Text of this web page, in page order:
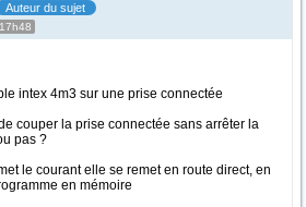
Auteur du sujet
intex 4m3 sur une prise connectée
couper la prise connectée sans arrêter la
pas ?
le courant elle se remet en route direct, en
en mémoire